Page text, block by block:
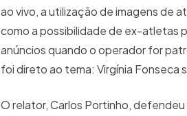
ao vivo, a utilização de imagens de
como a possibilidade de ex-atletas
anúncios quando o operador for
foi direto ao tema: Virgínia Fonseca
O relator, Carlos Portinho,